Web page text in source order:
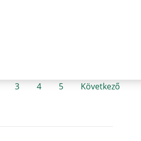
3 4 5 Következő